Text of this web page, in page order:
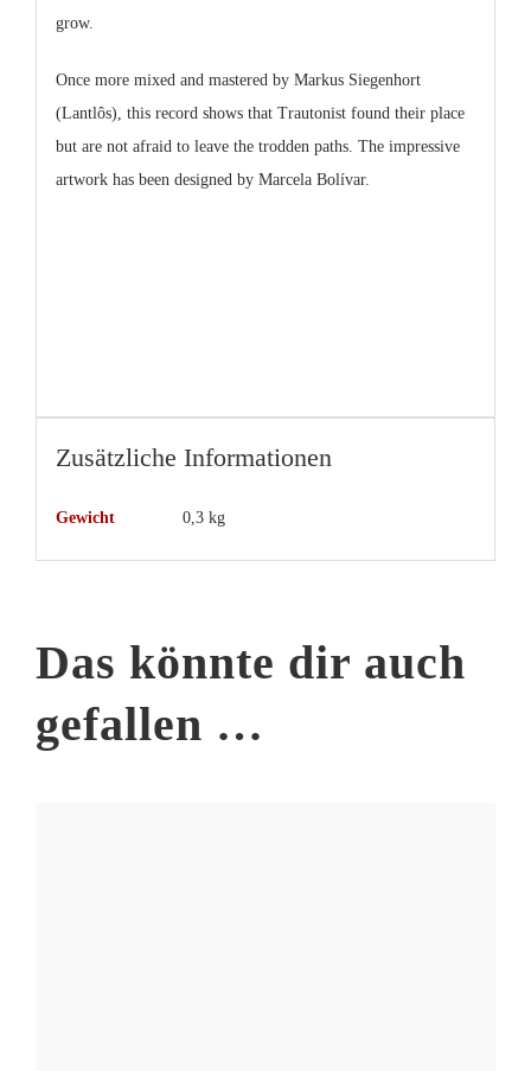
grow.
Once more mixed and mastered by Markus Siegenhort
(Lantlôs), this record shows that Trautonist found their place
but are not afraid to leave the trodden paths. The impressive
artwork has been designed by Marcela Bolívar.
Zusätzliche Informationen
Gewicht 0,3 kg
Das könnte dir auch
gefallen …